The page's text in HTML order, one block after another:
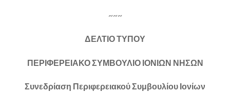
~~~
ΔΕΛΤΙΟ ΤΥΠΟΥ
ΠΕΡΙΦΕΡΕΙΑΚΟ ΣΥΜΒΟΥΛΙΟ ΙΟΝΙΩΝ ΝΗΣΩΝ
Συνεδρίαση Περιφερειακού Συμβουλίου Ιονίων